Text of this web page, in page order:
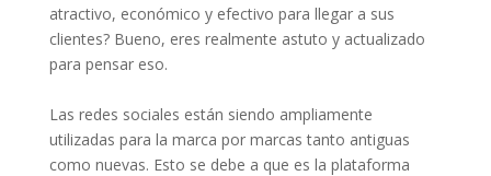
atractivo, económico y efectivo para llegar a sus
clientes? Bueno, eres realmente astuto y actualizado
para pensar eso.
Las redes sociales están siendo ampliamente
utilizadas para la marca por marcas tanto antiguas
como nuevas. Esto se debe a que es la plataforma